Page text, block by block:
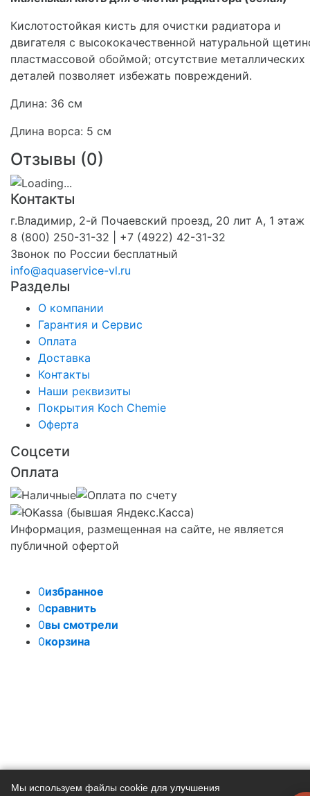
Кислотостойкая кисть для очистки радиатора и
двигателя с высококачественной натуральной
пластмассовой обоймой; отсутствие металлических
деталей позволяет избежать повреждений.
Длина: 36 см
Длина ворса: 5 см
Отзывы (0)
Контакты
г.Владимир, 2-й Почаевский проезд, 20 лит А, 1 этаж
8 (800) 250-31-32 | +7 (4922) 42-31-32
Звонок по России бесплатный
info@aquaservice-vl.ru
Разделы
О компании
Гарантия и Сервис
Оплата
Доставка
Контакты
Наши реквизиты
Покрытия Koch Chemie
Оферта
Соцсети
Оплата
Информация, размещенная на сайте, не является
публичной офертой
Мы используем файлы cookie для улучшения
0избранное
0сравнить
0вы смотрели
0корзина
Задать вопрос